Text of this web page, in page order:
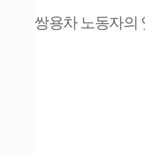
쌍용차 노동자의